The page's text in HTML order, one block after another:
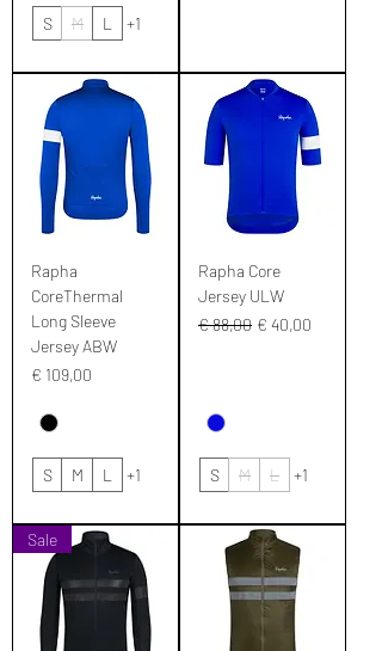
S M L +1
Rapha
CoreThermal
Long Sleeve
Jersey ABW
Prijs
€ 109,00
S M L +1
Rapha Core
Jersey ULW
Normale prijs
€ 88,00 Verkoopprijs
€ 40,00
S M L +1
Sale